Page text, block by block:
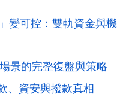
變可控：雙軌資金與機
景的完整復盤與策略
、資安與撥款真相